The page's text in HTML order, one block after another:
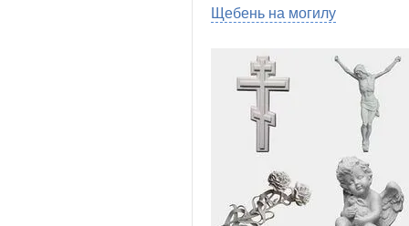
Щебень на могилу